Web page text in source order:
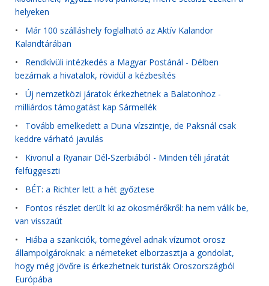
helyeken
• Már 100 szálláshely foglalható az Aktív Kalandor
Kalandtárában
• Rendkívüli intézkedés a Magyar Postánál - Délben
bezárnak a hivatalok, rövidül a kézbesítés
• Új nemzetközi járatok érkezhetnek a Balatonhoz -
milliárdos támogatást kap Sármellék
• Tovább emelkedett a Duna vízszintje, de Paksnál csak
keddre várható javulás
• Kivonul a Ryanair Dél-Szerbiából - Minden téli járatát
felfüggeszti
• BÉT: a Richter lett a hét győztese
• Fontos részlet derült ki az okosmérőkről: ha nem válik be,
van visszaút
• Hiába a szankciók, tömegével adnak vízumot orosz
állampolgároknak: a németeket elborzasztja a gondolat,
hogy még jövőre is érkezhetnek turisták Oroszországból
Európába